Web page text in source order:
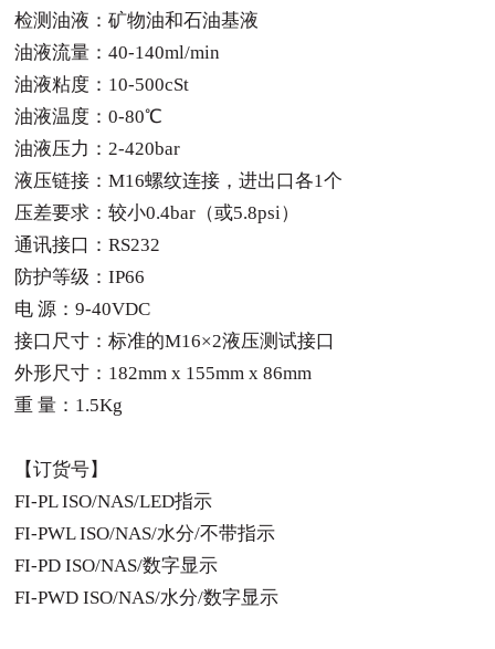
检测油液：矿物油和石油基液
油液流量：40-140ml/min
油液粘度：10-500cSt
油液温度：0-80℃
油液压力：2-420bar
液压链接：M16螺纹连接，进出口各1个
压差要求：较小0.4bar（或5.8psi）
通讯接口：RS232
防护等级：IP66
电 源：9-40VDC
接口尺寸：标准的M16×2液压测试接口
外形尺寸：182mm x 155mm x 86mm
重 量：1.5Kg
【订货号】
FI-PL ISO/NAS/LED指示
FI-PWL ISO/NAS/水分/不带指示
FI-PD ISO/NAS/数字显示
FI-PWD ISO/NAS/水分/数字显示